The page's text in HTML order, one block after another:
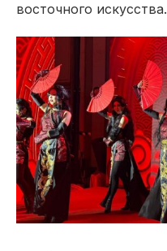
восточного искусства.